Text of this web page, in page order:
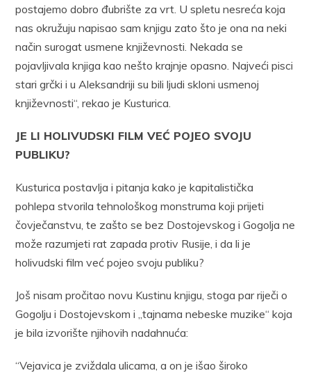
postajemo dobro đubrište za vrt. U spletu nesreća koja
nas okružuju napisao sam knjigu zato što je ona na neki
način surogat usmene književnosti. Nekada se
pojavljivala knjiga kao nešto krajnje opasno. Najveći pisci
stari grčki i u Aleksandriji su bili ljudi skloni usmenoj
književnosti“, rekao je Kusturica.
JE LI HOLIVUDSKI FILM VEĆ POJEO SVOJU
PUBLIKU?
Kusturica postavlja i pitanja kako je kapitalistička
pohlepa stvorila tehnološkog monstruma koji prijeti
čovječanstvu, te zašto se bez Dostojevskog i Gogolja ne
može razumjeti rat zapada protiv Rusije, i da li je
holivudski film već pojeo svoju publiku?
Još nisam pročitao novu Kustinu knjigu, stoga par riječi o
Gogolju i Dostojevskom i „tajnama nebeske muzike“ koja
je bila izvorište njihovih nadahnuća:
“Vejavica je zviždala ulicama, a on je išao široko